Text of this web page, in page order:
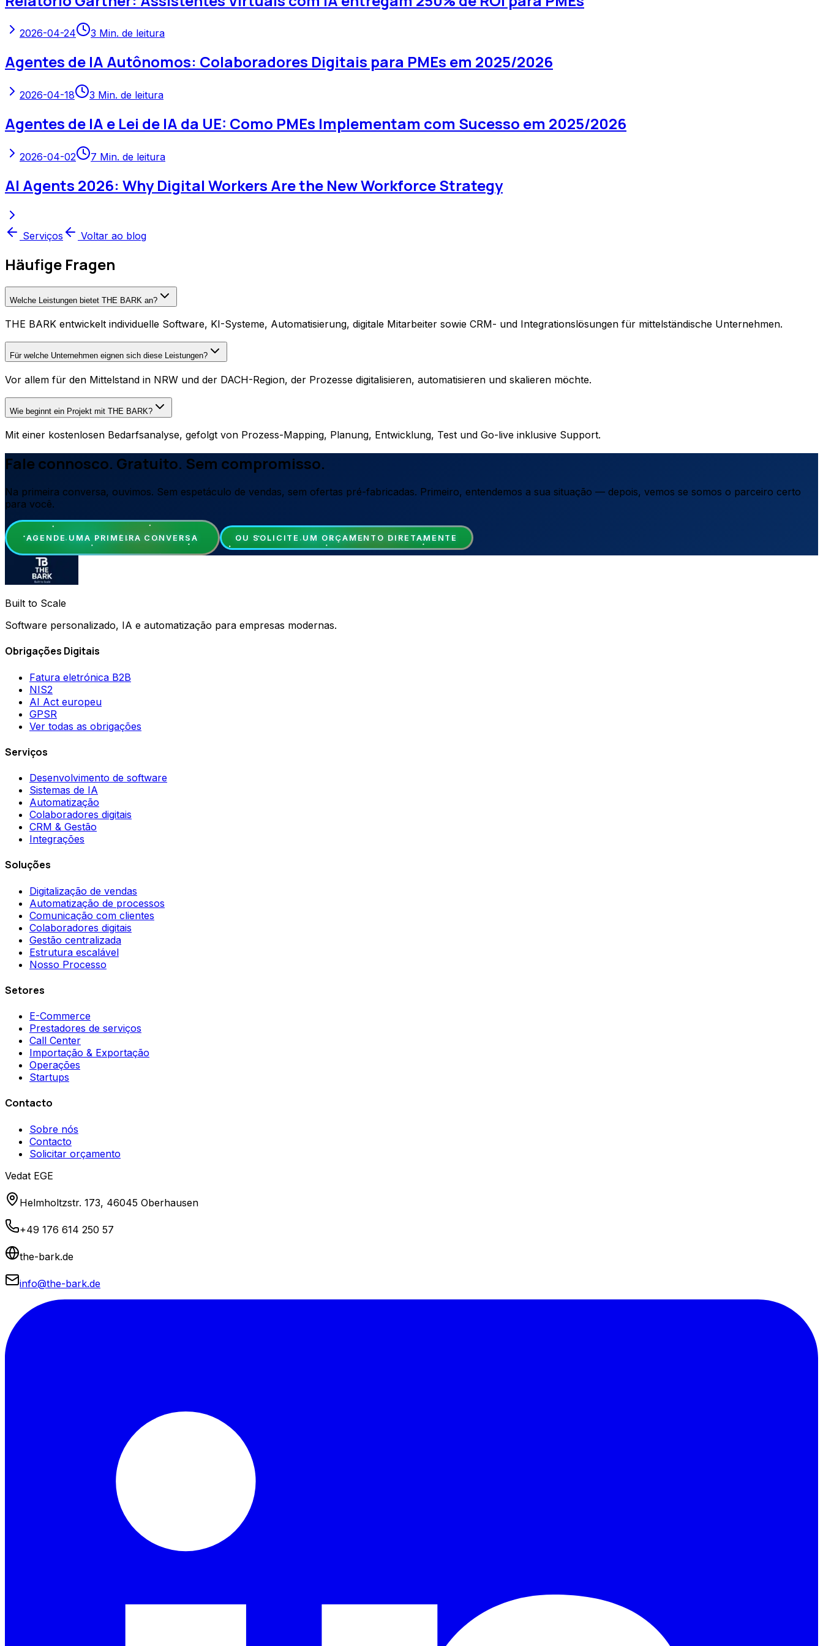
2026-04-24 3 Min. de leitura
Agentes de IA Autônomos: Colaboradores Digitais para PMEs em 2025/2026
2026-04-18 3 Min. de leitura
Agentes de IA e Lei de IA da UE: Como PMEs Implementam com Sucesso em 2025/2026
2026-04-02 7 Min. de leitura
AI Agents 2026: Why Digital Workers Are the New Workforce Strategy
Serviços Voltar ao blog
Häufige Fragen
Welche Leistungen bietet THE BARK an?
THE BARK entwickelt individuelle Software, KI-Systeme, Automatisierung, digitale Mitarbeiter sowie CRM- und Integrationslösungen für mittelständische Unternehmen.
Für welche Unternehmen eignen sich diese Leistungen?
Vor allem für den Mittelstand in NRW und der DACH-Region, der Prozesse digitalisieren, automatisieren und skalieren möchte.
Wie beginnt ein Projekt mit THE BARK?
Mit einer kostenlosen Bedarfsanalyse, gefolgt von Prozess-Mapping, Planung, Entwicklung, Test und Go-live inklusive Support.
Fale connosco. Gratuito. Sem compromisso.
Na primeira conversa, ouvimos. Sem espetáculo de vendas, sem ofertas pré-fabricadas. Primeiro, entendemos a sua situação — depois, vemos se somos o parceiro certo
para você.
AGENDE UMA PRIMEIRA CONVERSA OU SOLICITE UM ORÇAMENTO DIRETAMENTE
Built to Scale
Software personalizado, IA e automatização para empresas modernas.
Obrigações Digitais
Fatura eletrónica B2B
NIS2
AI Act europeu
GPSR
Ver todas as obrigações
Serviços
Desenvolvimento de software
Sistemas de IA
Automatização
Colaboradores digitais
CRM & Gestão
Integrações
Soluções
Digitalização de vendas
Automatização de processos
Comunicação com clientes
Colaboradores digitais
Gestão centralizada
Estrutura escalável
Nosso Processo
Setores
E-Commerce
Prestadores de serviços
Call Center
Importação & Exportação
Operações
Startups
Contacto
Sobre nós
Contacto
Solicitar orçamento
Vedat EGE
Helmholtzstr. 173, 46045 Oberhausen
+49 176 614 250 57
the-bark.de
info@the-bark.de